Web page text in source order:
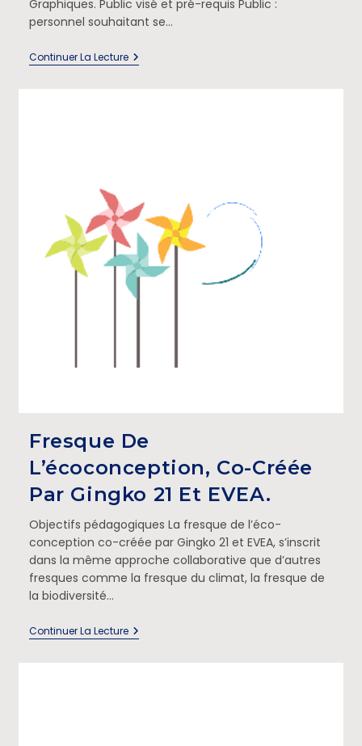
Graphiques. Public visé et pré-requis Public :
personnel souhaitant se…
Continuer La Lecture
Fresque De
L’écoconception, Co-Créée
Par Gingko 21 Et EVEA.
Objectifs pédagogiques La fresque de l’éco-
conception co-créée par Gingko 21 et EVEA, s’inscrit
dans la même approche collaborative que d’autres
fresques comme la fresque du climat, la fresque de
la biodiversité…
Continuer La Lecture